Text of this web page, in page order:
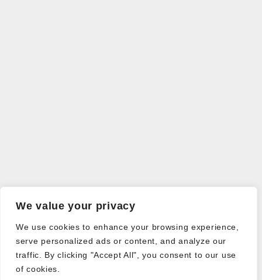
We value your privacy
We use cookies to enhance your browsing experience,
serve personalized ads or content, and analyze our
traffic. By clicking "Accept All", you consent to our use
of cookies.